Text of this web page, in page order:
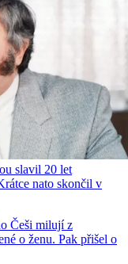
slavil 20 let
nato skončil v
Češi milují z
o ženu. Pak přišel o